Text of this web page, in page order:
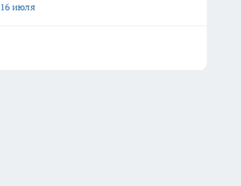
16 июля